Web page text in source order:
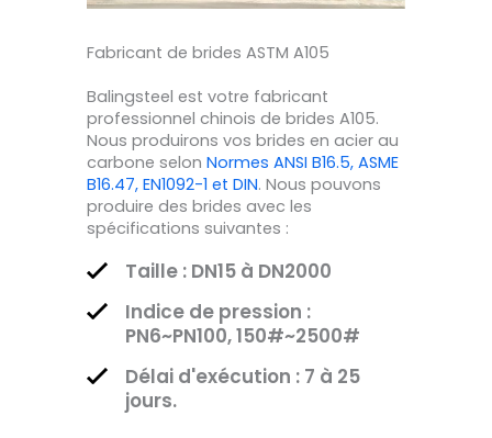
Fabricant de brides ASTM A105
Balingsteel est votre fabricant
professionnel chinois de brides A105.
Nous produirons vos brides en acier au
carbone selon Normes ANSI B16.5, ASME
B16.47, EN1092-1 et DIN. Nous pouvons
produire des brides avec les
spécifications suivantes :
Taille : DN15 à DN2000
Indice de pression :
PN6~PN100, 150#~2500#
Délai d'exécution : 7 à 25
jours.